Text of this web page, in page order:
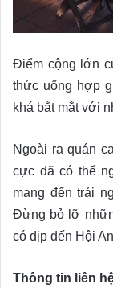
Điểm cộng lớn
thức uống hợp
khá bắt mắt với
Ngoài ra quán
cực đã có thể
mang đến trải
Đừng bỏ lỡ
có dịp đến Hội
Thông tin liên